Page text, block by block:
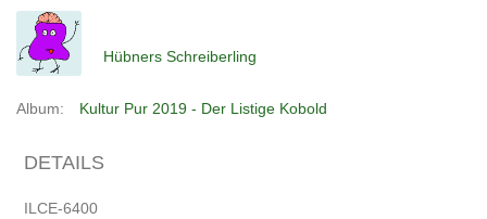
Hübners Schreiberling
Album: Kultur Pur 2019 - Der Listige Kobold
DETAILS
ILCE-6400